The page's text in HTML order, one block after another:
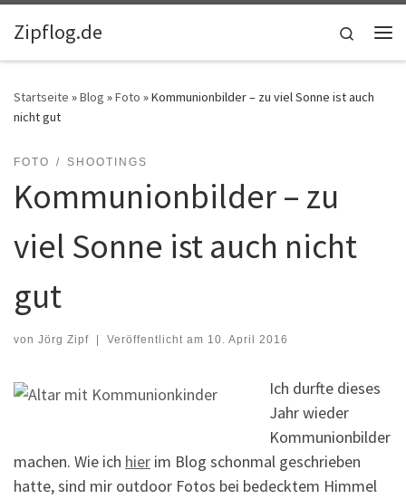
Zum Inhalt springen
Zipflog.de
Search
Startseite »Blog »Foto »Kommunionbilder – zu viel Sonne ist auch
nicht gut
FOTO SHOOTINGS
Kommunionbilder – zu
viel Sonne ist auch nicht
gut
von Jörg Zipf | Veröffentlicht am 10. April 2016
Ich durfte dieses
Jahr wieder
Kommunionbilder
machen. Wie ich hier im Blog schonmal geschrieben
hatte, sind mir outdoor Fotos bei bedecktem Himmel